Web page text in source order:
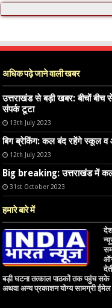
अधिक पढ़े जाने वाली खबर
उत्तराखंड से बड़ी खबर: बीचों
संपर्क टूटा
13th July 2023
बिग ब्रेकिंग: कल बंद रहेंगे स्कूल
12th July 2023
Big breaking: उत्तराखंड में कल
31st October 2023
हमारे बारे में
बड़ी घटना तत्काल पाठकों तक पहुंच
अथवा अन्य प्रकाशन योग्य सामग्री